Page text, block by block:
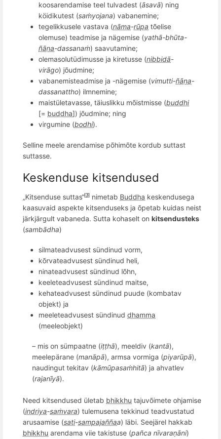
koosarendamise teel tulvadest (āsavā) ning
köidikutest (saṁyojana) vabanemine;
tegelikkusele vastava (nāma-rūpa tõelise
olemuse) teadmise ja nägemise (yathā-bhūta-
ñāṇa-dassanaṁ) saavutamine;
olemasolutüdimusse ja kiretusse (nibbidā-
virāgo) jõudmine;
vabanemisteadmise ja -nägemise (vimutti-ñāṇa-
dassanattho) ilmnemine;
maistületavasse, täiuslikku mõistmisse (buddhi
[= buddha]) jõudmine; ning
virgumine (bodhi).
Selline meele arendamise põhimõte kordub suttast
suttasse.
Keskenduse kitsendused
„Kitsenduse suttas“[3] nimetab Buddha keskendusega
kaasuvaid aspekte kitsenduseks ja õpetab kuidas neist
järkjärgult vabaneda. Sutta kohaselt on kitsendusteks
(sambādha)
silmateadvusest sündinud vorm,
kõrvateadvusest sündinud heli,
ninateadvusest sündinud lõhn,
keeleteadvusest sündinud maitse,
kehateadvusest sündinud puude (kombatav
objekt) ja
meeleteadvusest sündinud dhamma
(meeleobjekt)
– mis on sümpaatne (iṭṭhā), meeldiv (kantā),
meelepärane (manāpā), armsa vormiga (piyarūpā),
naudingut tekitav (kāmūpasaṁhitā) ja ahvatlev
(rajanīyā).
Need kitsendused ületab bhikkhu tajuvõimete ohjamise
(indriya-saṁvara) tulemusena tekkinud teadvustatud
arusaamise (sati-sampajaññaa) läbi. Seejärel hakkab
bhikkhu arendama viie takistuse (pañca nīvaraṇāni)